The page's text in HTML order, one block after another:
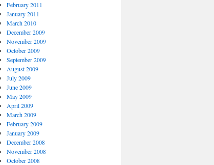
February 2011
January 2011
March 2010
December 2009
November 2009
October 2009
September 2009
August 2009
July 2009
June 2009
May 2009
April 2009
March 2009
February 2009
January 2009
December 2008
November 2008
October 2008